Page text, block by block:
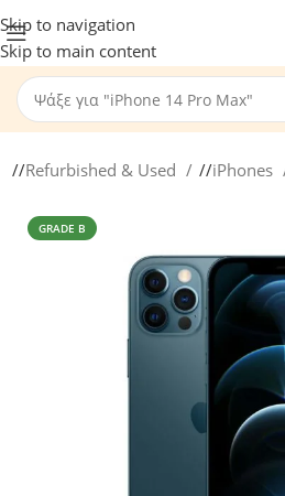
Skip to navigation
Skip to main content
/ Refurbished & Used / iPhones
GRADE B